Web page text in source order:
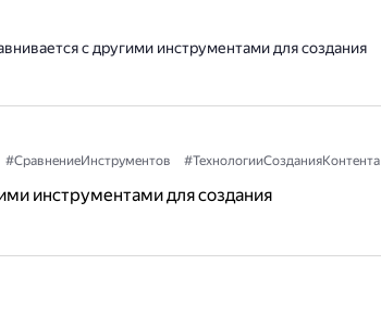
с другими инструментами для создания
#СравнениеИнструментов #ТехнологииСозданияКонтента
инструментами для создания